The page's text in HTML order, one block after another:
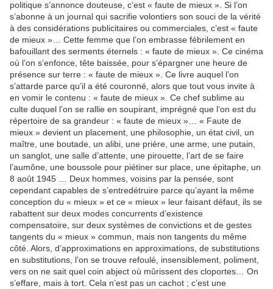
politique s’annonce douteuse, c’est « faute de mieux ». Si l’on
s’abonne à un journal qui sacrifie volontiers son souci de la vérité
à des considérations publicitaires ou commerciales, c’est « faute
de mieux »… Cette femme que l’on embrasse fébrilement en
bafouillant des serments éternels : « faute de mieux ». Ce cinéma
où l’on s’enfonce, tête baissée, pour s’épargner une heure de
présence sur terre : « faute de mieux ». Ce livre auquel l’on
s’attarde parce qu’il a été couronné, alors que tout vous invite à
en vomir le contenu : « faute de mieux ». Ce chef sublime au
culte duquel l’on se rallie en soupirant, imprégné que l’on est du
répertoire de sa grandeur : « faute de mieux »… « Faute de
mieux » devient un placement, une philosophie, un état civil, un
maître, une boutade, un alibi, une prière, une arme, une putain,
un sanglot, une salle d’attente, une pirouette, l’art de se faire
l’aumône, une boussole pour piétiner sur place, une épitaphe, un
8 août 1945 … Deux hommes, voisins par la pensée, sont
cependant capables de s’entredétruire parce qu’ayant la même
conception du « mieux » et ce « mieux » leur faisant défaut, ils se
rabattent sur deux modes concurrents d’existence
compensatoire, sur deux systèmes de convictions et de gestes
tangents du « mieux » commun, mais non tangents du même
côté. Alors, d’approximations en approximations, de substitutions
en substitutions, l’on se trouve refoulé, insensiblement, poliment,
vers on ne sait quel coin abject où mûrissent des cloportes… On
s’effare, mais à tort. Cela n’est pas un cachot ; c’est une